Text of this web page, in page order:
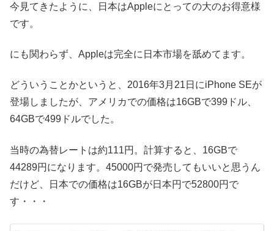
今見てきたように、日本はAppleにとっての大のお得意様
です。
にも関わらず、Appleは完全に日本市場を舐めてます。
どういうことかというと、2016年3月21日にiPhone SEが
登場しましたが、アメリカでの価格は16GBで399ドル、
64GBで499ドルでした。
当時の為替レートは約111円。計算すると、16GBで
44289円になります。45000円で発売してもいいと思うん
だけど、日本での価格は16GBが日本円で52800円で
す・・・